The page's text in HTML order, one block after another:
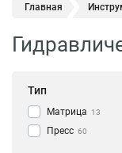
Главная
Тип
Матрица 13
Пресс 60